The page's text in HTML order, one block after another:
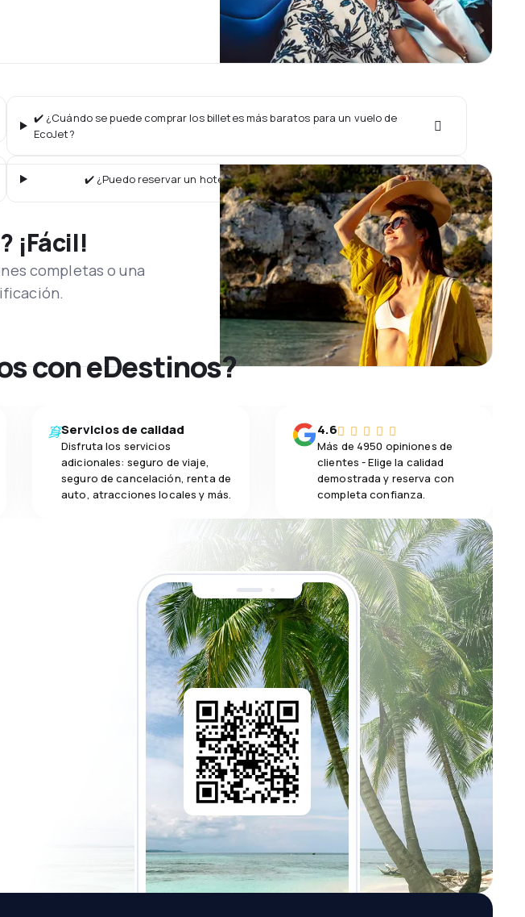
✔️ ¿Cuándo se puede comprar los billetes más baratos para un vuelo de
EcoJet?
✔️ ¿Puedo reservar un hotel junto con un vuelo de EcoJet?
¡Fácil!
completas o una
con eDestinos?
Servicios de calidad
Disfruta los servicios
adicionales: seguro de viaje,
seguro de cancelación, renta de
auto, atracciones locales y más.
4.6
Más de 4950 opiniones de
clientes - Elige la calidad
demostrada y reserva con
completa confianza.